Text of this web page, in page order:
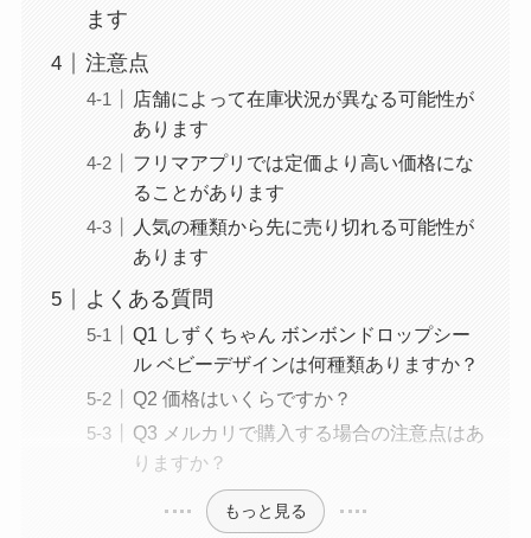
ます
注意点
店舗によって在庫状況が異なる可能性が
あります
フリマアプリでは定価より高い価格にな
ることがあります
人気の種類から先に売り切れる可能性が
あります
よくある質問
Q1 しずくちゃん ボンボンドロップシー
ル ベビーデザインは何種類ありますか？
Q2 価格はいくらですか？
Q3 メルカリで購入する場合の注意点はあ
りますか？
もっと見る